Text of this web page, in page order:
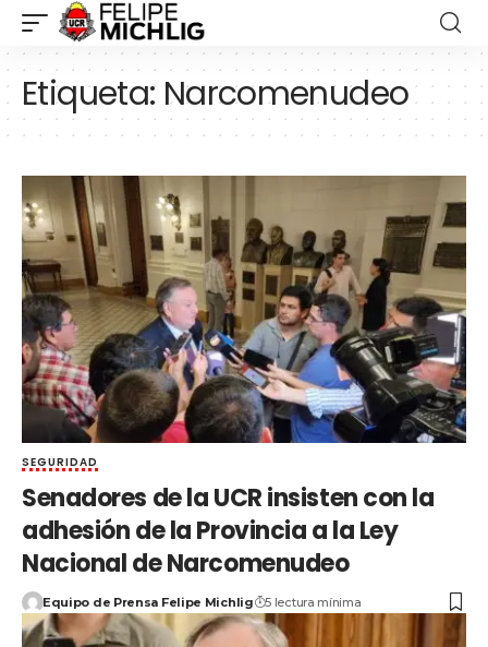
Etiqueta: Narcomenudeo
SEGURIDAD
Senadores de la UCR insisten con la
adhesión de la Provincia a la Ley
Nacional de Narcomenudeo
Equipo de Prensa Felipe Michlig 5 lectura mínima